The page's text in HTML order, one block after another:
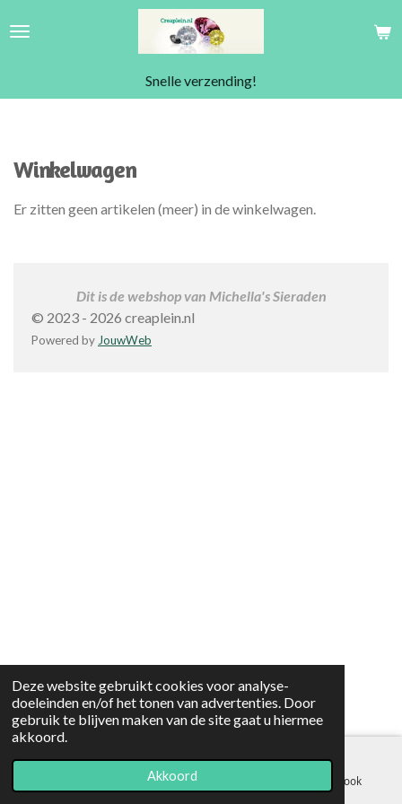
Deze website gebruikt cookies voor analyse-
doeleinden en/of het tonen van advertenties. Door
gebruik te blijven maken van de site gaat u hiermee
akkoord.
Akkoord
direct
Snelle verzending!
Winkelwagen
Er zitten geen artikelen (meer) in de winkelwagen.
Dit is de webshop van Michella's Sieraden
© 2023 - 2026 creaplein.nl
Powered by JouwWeb
Telefoonnummer Facebook